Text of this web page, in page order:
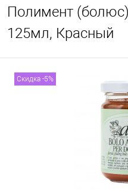
Полимент
125мл, Красный
Скидка -5%